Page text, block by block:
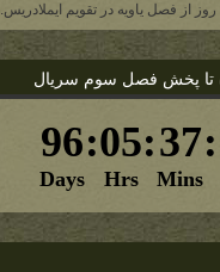
از فصل یاویه در تقویم ایملادریس.
تا پخش فصل سوم سریال